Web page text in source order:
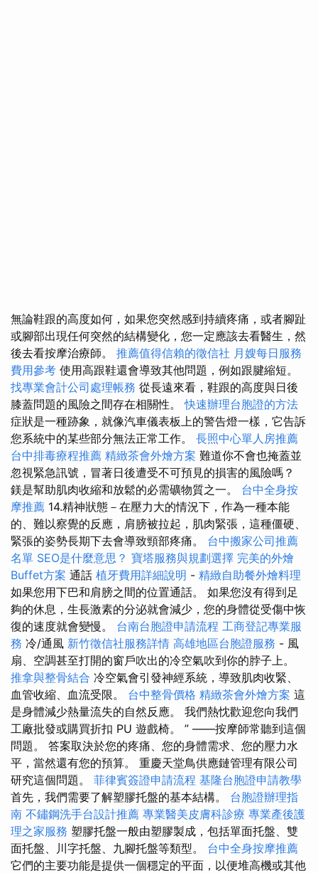
無論鞋跟的高度如何，如果您突然感到持續疼痛，或者腳趾
或腳部出現任何突然的結構變化，您一定應該去看醫生，然
後去看按摩治療師。 推薦值得信賴的徵信社 月嫂每日服務
費用參考 使用高跟鞋還會導致其他問題，例如跟腱縮短。
找專業會計公司處理帳務 從長遠來看，鞋跟的高度與日後
膝蓋問題的風險之間存在相關性。快速辦理台胞證的方法
症狀是一種跡象，就像汽車儀表板上的警告燈一樣，它告訴
您系統中的某些部分無法正常工作。 長照中心單人房推薦
台中排毒療程推薦 精緻茶會外燴方案 難道你不會也掩蓋並
忽視緊急訊號，冒著日後遭受不可預見的損害的風險嗎？
鎂是幫助肌肉收縮和放鬆的必需礦物質之一。 台中全身按
摩推薦 14.精神狀態－在壓力大的情況下，作為一種本能
的、難以察覺的反應，肩膀被拉起，肌肉緊張，這種僵硬、
緊張的姿勢長期下去會導致頸部疼痛。 台中搬家公司推薦
名單 SEO是什麼意思？ 寶塔服務與規劃選擇 完美的外燴
Buffet方案 通話 植牙費用詳細說明 - 精緻自助餐外燴料理
如果您用下巴和肩膀之間的位置通話。 如果您沒有得到足
夠的休息，生長激素的分泌就會減少，您的身體從受傷中恢
復的速度就會變慢。 台南台胞證申請流程 工商登記專業服
務 冷/通風 新竹徵信社服務詳情 高雄地區台胞證服務 - 風
扇、空調甚至打開的窗戶吹出的冷空氣吹到你的脖子上。
推拿與整骨結合 冷空氣會引發神經系統，導致肌肉收緊、
血管收縮、血流受限。 台中整骨價格 精緻茶會外燴方案 這
是身體減少熱量流失的自然反應。 我們熱忱歡迎您向我們
工廠批發或購買折扣 PU 遊戲椅。 ” ——按摩師常聽到這個
問題。 答案取決於您的疼痛、您的身體需求、您的壓力水
平，當然還有您的預算。 重慶天堂鳥供應鏈管理有限公司
研究這個問題。 菲律賓簽證申請流程 基隆台胞證申請教學
首先，我們需要了解塑膠托盤的基本結構。 台胞證辦理指
南 不鏽鋼洗手台設計推薦 專業醫美皮膚科診療 專業產後護
理之家服務 塑膠托盤一般由塑膠製成，包括單面托盤、雙
面托盤、川字托盤、九腳托盤等類型。 台中全身按摩推薦
它們的主要功能是提供一個穩定的平面，以便堆高機或其他